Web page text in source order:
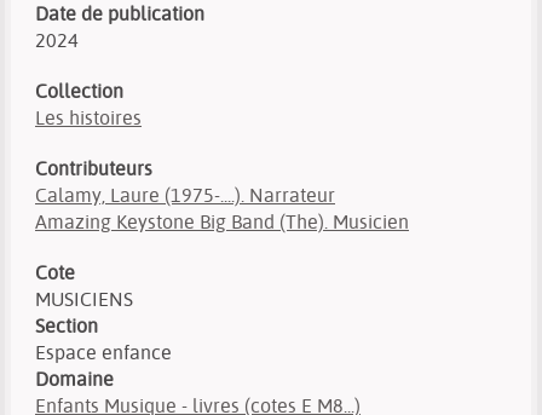
Date de publication
2024
Collection
Les histoires
Contributeurs
Calamy, Laure (1975-....). Narrateur
Amazing Keystone Big Band (The). Musicien
Cote
MUSICIENS
Section
Espace enfance
Domaine
Enfants Musique - livres (cotes E M8...)